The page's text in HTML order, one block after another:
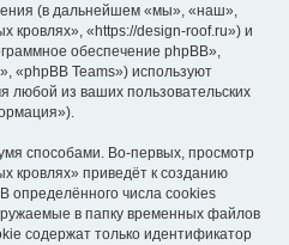
(в дальнейшем «мы», «наш»,
кровлях», «https://design-roof.ru») и
обеспечение phpBB»,
«phpBB Teams») используют
из ваших пользовательских
способами. Во-первых, просмотр
кровлях» приведёт к созданию
определённого числа cookies
в папку временных файлов
содержат только идентификатор